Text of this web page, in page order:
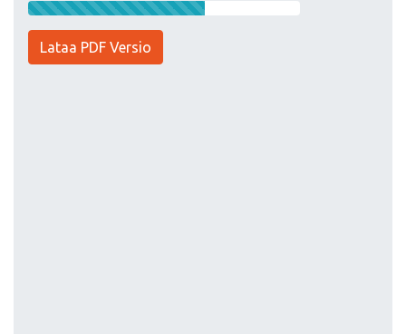
Lataa PDF Versio